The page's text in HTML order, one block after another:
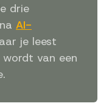
drie
AI-
je leest
van een